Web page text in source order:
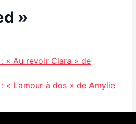
»
« Au revoir Clara » de
« L’amour à dos » de Amylie